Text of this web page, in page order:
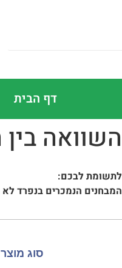
דף הבית
השוואה
לתשומת לבכם:
המבחנים הנמכרים בנפרד לא
סוג מוצר